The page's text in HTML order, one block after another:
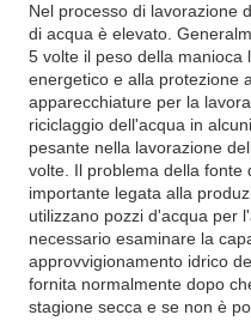
Nel processo di lavorazione
di acqua è elevato.
5 volte il peso della manioca
energetico e alla protezione
apparecchiature per la
riciclaggio dell'acqua in
pesante nella lavorazione
volte. Il problema della fonte
importante legata alla
utilizzano pozzi d'acqua per
necessario esaminare la
approvvigionamento idrico
fornita normalmente dopo
stagione secca e se non è